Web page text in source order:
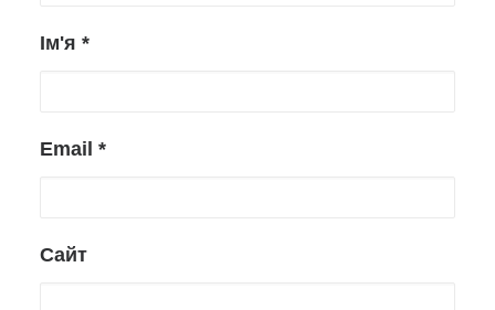
Ім'я *
Email *
Сайт